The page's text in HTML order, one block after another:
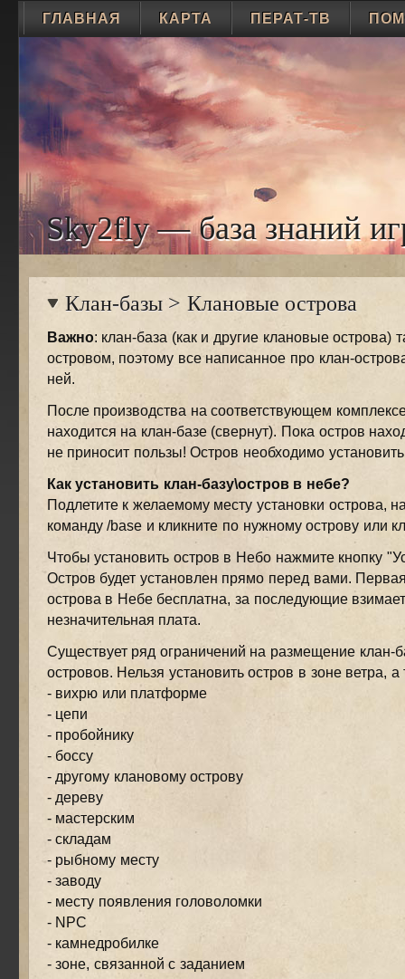
ГЛАВНАЯ КАРТА ПЕРАТ-ТВ
Sky2fly — база знаний
Клан-базы> Клановые острова
Важно: клан-база (как и другие клановые острова)
островом, поэтому все написанное про клан-
ней.
После производства на соответствующем
находится на клан-базе (свернут). Пока остров
не приносит пользы! Остров необходимо
Как установить клан-базу\остров в небе?
Подлетите к желаемому месту установки острова,
команду /base и кликните по нужному острову или
Чтобы установить остров в Небо нажмите кнопку
Остров будет установлен прямо перед вами.
острова в Небе бесплатна, за последующие
незначительная плата.
Существует ряд ограничений на размещение клан-
островов. Нельзя установить остров в зоне ветра, а
- вихрю или платформе
- цепи
- пробойнику
- боссу
- другому клановому острову
- дереву
- мастерским
- складам
- рыбному месту
- заводу
- месту появления головоломки
- NPC
- камнедробилке
- зоне, связанной с заданием